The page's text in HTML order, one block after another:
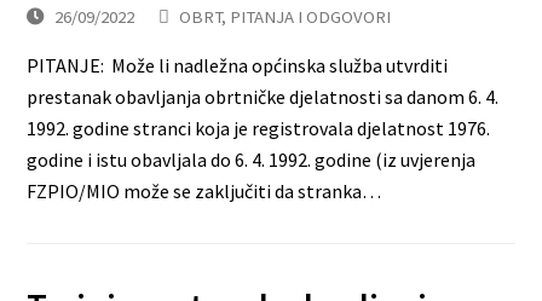
26/09/2022 OBRT, PITANJA I ODGOVORI
PITANJE: Može li nadležna općinska služba utvrditi
prestanak obavljanja obrtničke djelatnosti sa danom 6. 4.
1992. godine stranci koja je registrovala djelatnost 1976.
godine i istu obavljala do 6. 4. 1992. godine (iz uvjerenja
FZPIO/MIO može se zaključiti da stranka…